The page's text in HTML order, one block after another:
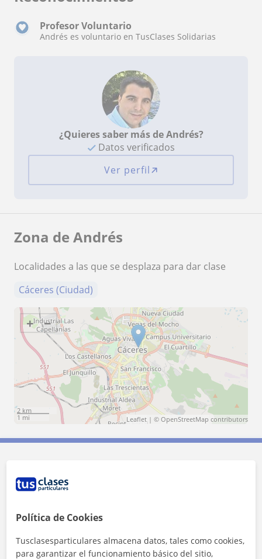
Profesor Voluntario
Andrés es voluntario en TusClases Solidarias
¿Quieres saber más de Andrés?
Datos verificados
Ver perfil
Zona de Andrés
Localidades a las que se desplaza para dar clase
Cáceres (Ciudad)
+ −
2 km
1 mi
Leaflet | © OpenStreetMap contributors
Contacta con Andrés
Política de Cookies
Tusclasesparticulares almacena datos, tales como cookies,
para garantizar el funcionamiento básico del sitio,